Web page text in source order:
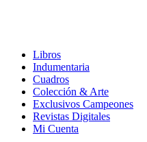
Libros
Indumentaria
Cuadros
Colección & Arte
Exclusivos Campeones
Revistas Digitales
Mi Cuenta